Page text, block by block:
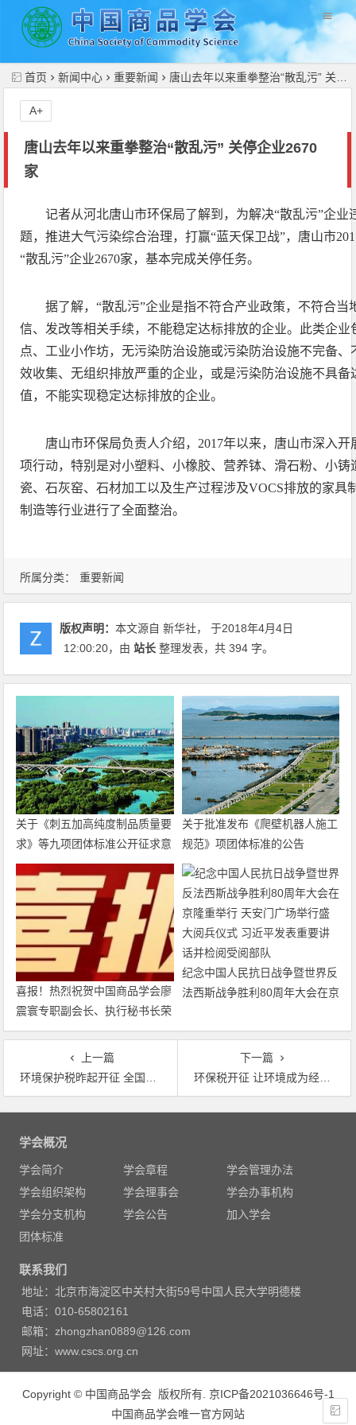
首页 新闻中心 重要新闻 唐山去年以来重拳整治“散乱污” 关停企业2670家
唐山去年以来重拳整治“散乱污” 关停企业2670
家
A+
所属分类： 重要新闻
记者从河北唐山市环保局了解到，为解决“散乱污”企业
题，推进大气污染综合治理，打赢“蓝天保卫战”，唐山市
“散乱污”企业2670家，基本完成关停任务。
据了解，“散乱污”企业是指不符合产业政策，不符合当
信、发改等相关手续，不能稳定达标排放的企业。此类企
点、工业小作坊，无污染防治设施或污染防治设施不完备
效收集、无组织排放严重的企业，或是污染防治设施不具
值，不能实现稳定达标排放的企业。
唐山市环保局负责人介绍，2017年以来，唐山市深入开
项行动，特别是对小塑料、小橡胶、营养钵、滑石粉、小
瓷、石灰窑、石材加工以及生产过程涉及VOCS排放的家具
制造等行业进行了全面整治。
版权声明：本文源自 新华社， 于2018年4月4日
12:00:20，由站长 整理发表，共 394 字。
关于《刺五加高纯度制品质量要
求》等九项团体标准公开征求意
见的通知
关于批准发布《爬壁机器人施工
规范》项团体标准的公告
喜报！热烈祝贺中国商品学会廖
震寰专职副会长、执行秘书长荣
获农工党中央表彰
纪念中国人民抗日战争暨世界反
法西斯战争胜利80周年大会在京
阅兵仪式 习近平发表重要讲话
并检阅受阅部队
上一篇
环境保护税昨起开征 全国首张环保税税票在沪开出
下一篇
环保税开征 让环境成为经济发展的推动力
文
学会概况
学会简介 学会章程
学会管理办法
学会组织架构
学会理事会
学会办事机构
学会分支机构
学会公告
加入学会
团体标准
联系我们
地址：北京市海淀区中关村大街59号中国人民大学明德楼
电话：010-65802161
邮箱：zhongzhan0889@126.com
网址：www.cscs.org.cn
Copyright © 中国商品学会 版权所有. 京ICP备2021036646号-1
中国商品学会唯一官方网站